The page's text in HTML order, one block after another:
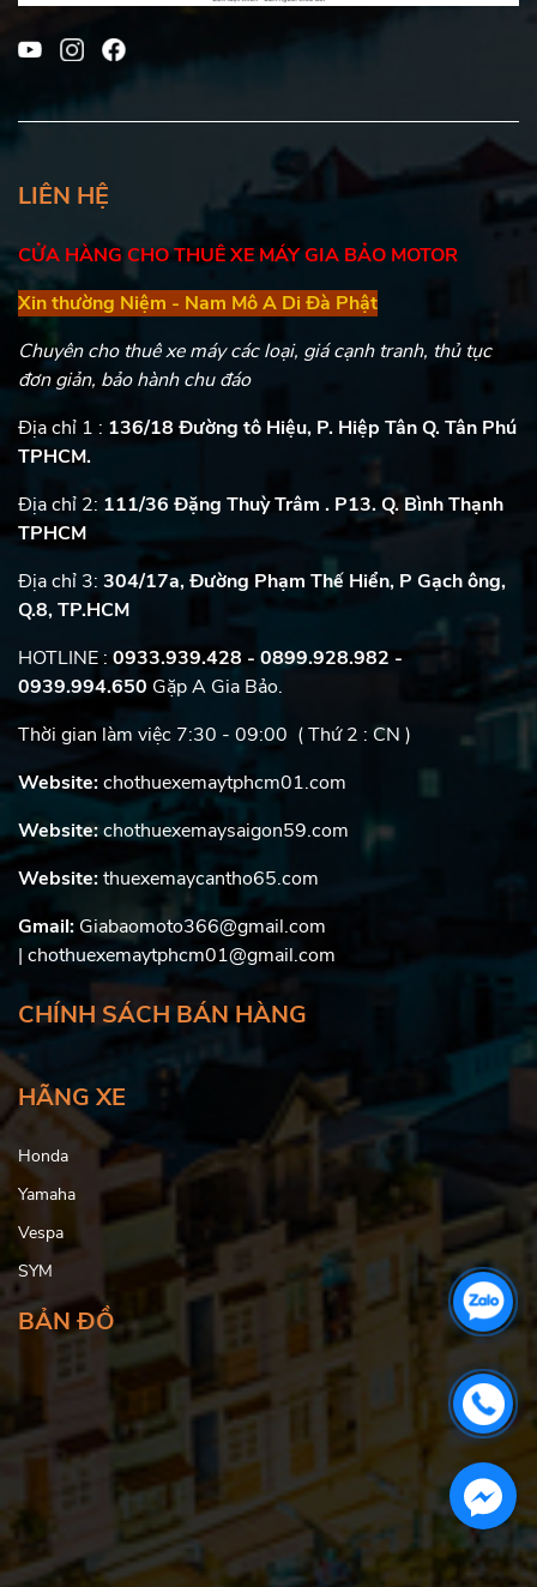
LIÊN HỆ
CỬA HÀNG CHO THUÊ XE MÁY GIA BẢO MOTOR
Xin thường Niệm - Nam Mô A Di Đà Phật
Chuyên cho thuê xe máy các loại, giá cạnh tranh, thủ tục
đơn giản, bảo hành chu đáo
Địa chỉ 1 : 136/18 Đường tô Hiệu, P. Hiệp Tân Q. Tân Phú
TPHCM.
Địa chỉ 2: 111/36 Đặng Thuỳ Trâm . P13. Q. Bình Thạnh
TPHCM
Địa chỉ 3: 304/17a, Đường Phạm Thế Hiển, P Gạch ông,
Q.8, TP.HCM
HOTLINE : 0933.939.428 - 0899.928.982 -
0939.994.650 Gặp A Gia Bảo.
Thời gian làm việc 7:30 - 09:00 ( Thứ 2 : CN )
Website:chothuexemaytphcm01.com
Website:chothuexemaysaigon59.com
Website:thuexemaycantho65.com
Gmail: Giabaomoto366@gmail.com
| chothuexemaytphcm01@gmail.com
CHÍNH SÁCH BÁN HÀNG
HÃNG XE
Honda
Yamaha
Vespa
SYM
BẢN ĐỒ